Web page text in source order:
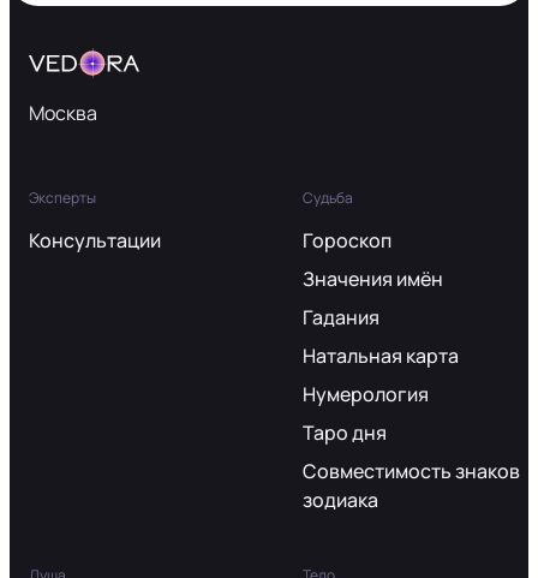
Москва
Эксперты
Консультации
Судьба
Гороскоп
Значения имён
Гадания
Натальная карта
Нумерология
Таро дня
Совместимость знаков
зодиака